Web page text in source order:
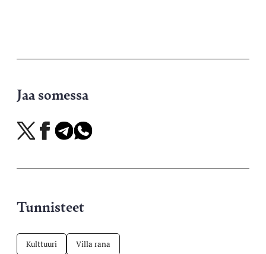
Jaa somessa
Jaa
X-
Jaa
Facebookissa
Jaa
Telegramissa
Jaa
WhatsAppissa
Tunnisteet
Kulttuuri Villa rana